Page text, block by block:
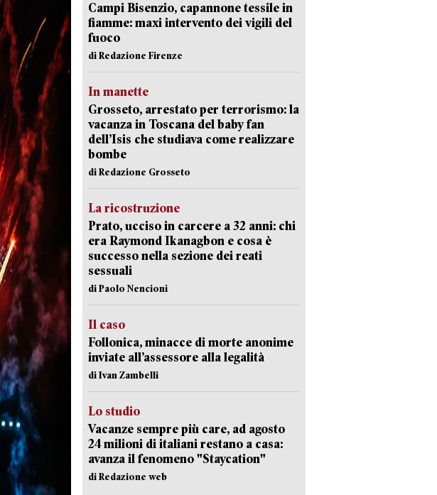
Campi Bisenzio, capannone tessile in
fiamme: maxi intervento dei vigili del
fuoco
di Redazione Firenze
In manette
Grosseto, arrestato per terrorismo: la
vacanza in Toscana del baby fan
dell’Isis che studiava come realizzare
bombe
di Redazione Grosseto
La ricostruzione
Prato, ucciso in carcere a 32 anni: chi
era Raymond Ikanagbon e cosa è
successo nella sezione dei reati
sessuali
di Paolo Nencioni
Il caso
Follonica, minacce di morte anonime
inviate all’assessore alla legalità
di Ivan Zambelli
Lo studio
Vacanze sempre più care, ad agosto
24 milioni di italiani restano a casa:
avanza il fenomeno "Staycation"
di Redazione web